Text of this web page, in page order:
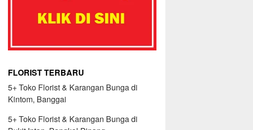
FLORIST TERBARU
5+ Toko Florist & Karangan Bunga di
Kintom, Banggai
5+ Toko Florist & Karangan Bunga di